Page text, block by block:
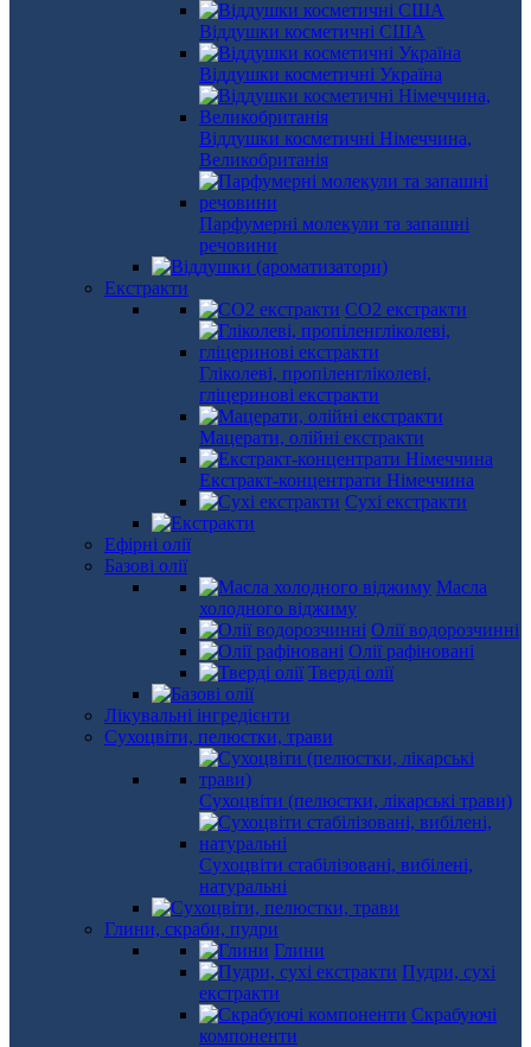
Віддушки косметичні США
Віддушки косметичні Україна
Віддушки косметичні Німеччина,
Великобританія
Парфумерні молекули та запашні
речовини
Екстракти
СО2 екстракти
Гліколеві, пропіленгліколеві,
гліцеринові екстракти
Мацерати, олійні екстракти
Екстракт-концентрати Німеччина
Сухі екстракти
Ефірні олії
Базові олії
Масла
холодного віджиму
Олії водорозчинні
Олії рафіновані
Тверді олії
Лікувальні інгредієнти
Сухоцвіти, пелюстки, трави
Сухоцвіти (пелюстки, лікарські трави)
Сухоцвіти стабілізовані, вибілені,
натуральні
Глини, скраби, пудри
Глини
Пудри, сухі
екстракти
Скрабуючі
компоненти